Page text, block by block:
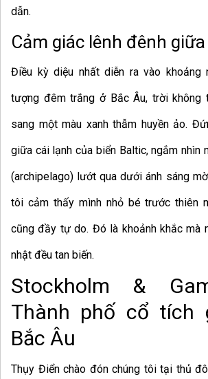
dẫn.
Cảm giác lênh đênh
Điều kỳ diệu nhất diễn ra vào khoảng
tượng đêm trắng ở Bắc Âu, trời không
sang một màu xanh thẫm huyền ảo.
giữa cái lạnh của biển Baltic, ngắm nhìn
(archipelago) lướt qua dưới ánh sáng
tôi cảm thấy mình nhỏ bé trước thiên
cũng đầy tự do. Đó là khoảnh khắc mà
nhật đều tan biến.
Stockholm &
Thành phố cổ tích
Bắc Âu
Thụy Điển chào đón chúng tôi tại thủ đô